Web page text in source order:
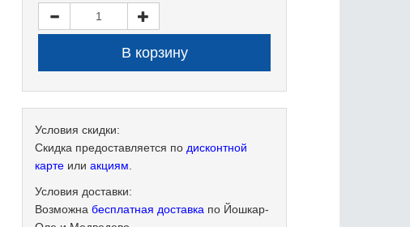
Условия скидки:
Скидка предоставляется по дисконтной
карте илиакциям
Условия доставки:
Возможнабесплатная доставка по Йошкар-